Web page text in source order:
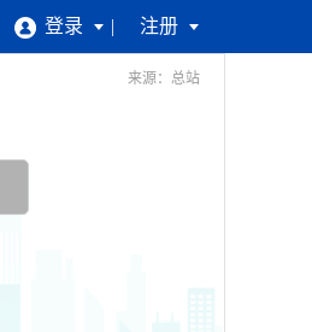
登录 注册
来源：总站